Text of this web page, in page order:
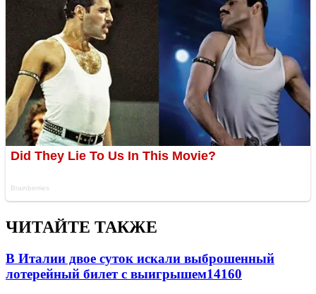
ЧИТАЙТЕ ТАКЖЕ
В Италии двое суток искали выброшенный
лотерейный билет с выигрышем14160